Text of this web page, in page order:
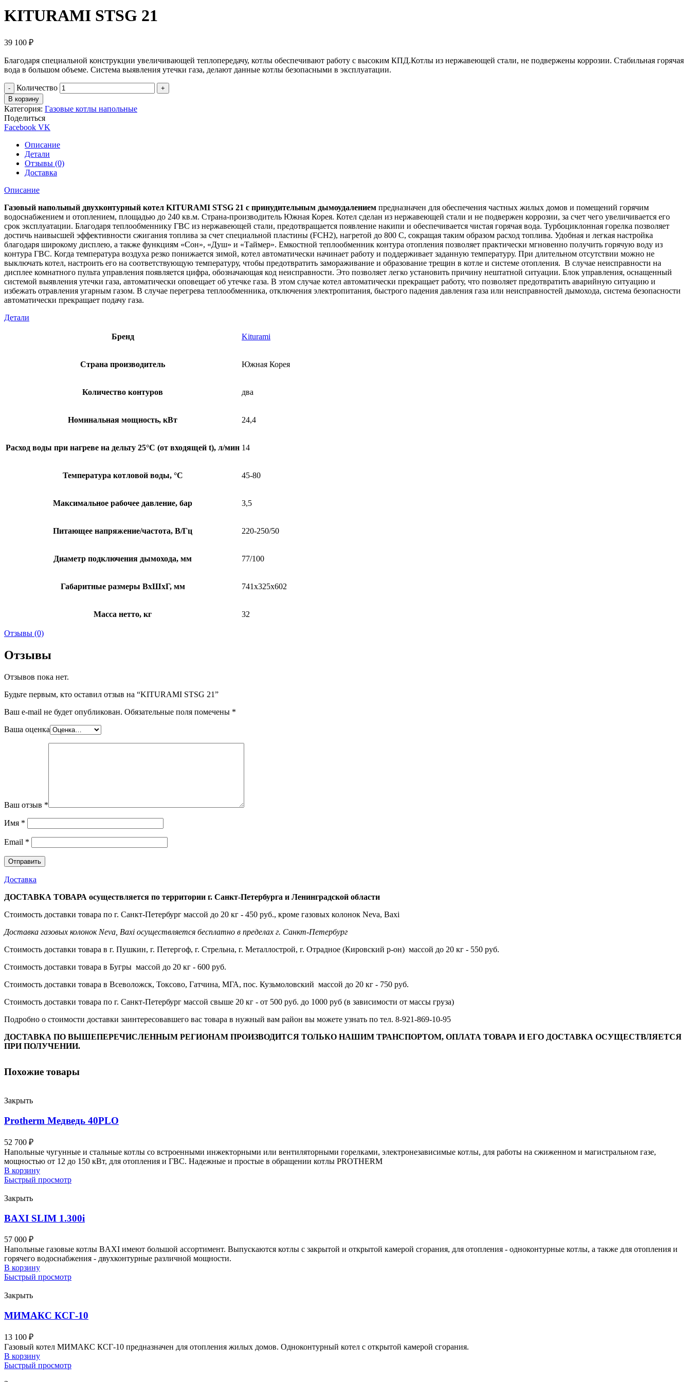
KITURAMI STSG 21
39 100 ₽
Благодаря специальной конструкции увеличивающей теплопередачу, котлы обеспечивают работу с высоким КПД.Котлы из нержавеющей стали, не подвержены коррозии. Стабильная горячая
вода в большом объеме. Система выявления утечки газа, делают данные котлы безопасными в эксплуатации.
Количество
В корзину
Категория: Газовые котлы напольные
Поделиться
Facebook VK
Описание
Детали
Отзывы (0)
Доставка
Описание
Газовый напольный двухконтурный котел KITURAMI STSG 21 с принудительным дымоудалением предназначен для обеспечения частных жилых домов и помещений горячим
водоснабжением и отоплением, площадью до 240 кв.м. Страна-производитель Южная Корея. Котел сделан из нержавеющей стали и не подвержен коррозии, за счет чего увеличивается его
срок эксплуатации. Благодаря теплообменнику ГВС из нержавеющей стали, предотвращается появление накипи и обеспечивается чистая горячая вода. Турбоциклонная горелка позволяет
достичь наивысшей эффективности сжигания топлива за счет специальной пластины (FCH2), нагретой до 800 С, сокращая таким образом расход топлива. Удобная и легкая настройка
благодаря широкому дисплею, а также функциям «Сон», «Душ» и «Таймер». Емкостной теплообменник контура отопления позволяет практически мгновенно получить горячую воду из
контура ГВС. Когда температура воздуха резко понижается зимой, котел автоматически начинает работу и поддерживает заданную температуру. При длительном отсутствии можно не
выключать котел, настроить его на соответствующую температуру, чтобы предотвратить замораживание и образование трещин в котле и системе отопления. В случае неисправности на
дисплее комнатного пульта управления появляется цифра, обозначающая код неисправности. Это позволяет легко установить причину нештатной ситуации. Блок управления, оснащенный
системой выявления утечки газа, автоматически оповещает об утечке газа. В этом случае котел автоматически прекращает работу, что позволяет предотвратить аварийную ситуацию и
избежать отравления угарным газом. В случае перегрева теплообменника, отключения электропитания, быстрого падения давления газа или неисправностей дымохода, система безопасности
автоматически прекращает подачу газа.
Детали
Бренд Kiturami
Страна производитель Южная Корея
Количество контуров два
Номинальная мощность, кВт 24,4
Расход воды при нагреве на дельту 25°C (от входящей t), л/мин 14
Температура котловой воды, °C 45-80
Максимальное рабочее давление, бар 3,5
Питающее напряжение/частота, В/Гц 220-250/50
Диаметр подключения дымохода, мм 77/100
Габаритные размеры ВхШхГ, мм 741х325х602
Масса нетто, кг 32
Отзывы (0)
Отзывы
Отзывов пока нет.
Будьте первым, кто оставил отзыв на “KITURAMI STSG 21”
Ваш e-mail не будет опубликован. Обязательные поля помечены *
Ваша оценка
Ваш отзыв *
Имя *
Email *
Доставка
ДОСТАВКА ТОВАРА осуществляется по территории г. Санкт-Петербурга и Ленинградской области
Стоимость доставки товара по г. Санкт-Петербург массой до 20 кг - 450 руб., кроме газовых колонок Neva, Baxi
Доставка газовых колонок Neva, Baxi осуществляется бесплатно в пределах г. Санкт-Петербург
Стоимость доставки товара в г. Пушкин, г. Петергоф, г. Стрельна, г. Металлострой, г. Отрадное (Кировский р-он) массой до 20 кг - 550 руб.
Стоимость доставки товара в Бугры массой до 20 кг - 600 руб.
Стоимость доставки товара в Всеволожск, Токсово, Гатчина, МГА, пос. Кузьмоловский массой до 20 кг - 750 руб.
Стоимость доставки товара по г. Санкт-Петербург массой свыше 20 кг - от 500 руб. до 1000 руб (в зависимости от массы груза)
Подробно о стоимости доставки заинтересовавшего вас товара в нужный вам район вы можете узнать по тел. 8-921-869-10-95
ДОСТАВКА ПО ВЫШЕПЕРЕЧИСЛЕННЫМ РЕГИОНАМ ПРОИЗВОДИТСЯ ТОЛЬКО НАШИМ ТРАНСПОРТОМ, ОПЛАТА ТОВАРА И ЕГО ДОСТАВКА ОСУЩЕСТВЛЯЕТСЯ
ПРИ ПОЛУЧЕНИИ.
Похожие товары
Закрыть
Protherm Медведь 40PLO
52 700 ₽
Напольные чугунные и стальные котлы со встроенными инжекторными или вентиляторными горелками, электронезависимые котлы, для работы на сжиженном и магистральном газе,
мощностью от 12 до 150 кВт, для отопления и ГВС. Надежные и простые в обращении котлы PROTHERM
В корзину
Быстрый просмотр
Закрыть
BAXI SLIM 1.300i
57 000 ₽
Напольные газовые котлы BAXI имеют большой ассортимент. Выпускаются котлы с закрытой и открытой камерой сгорания, для отопления - одноконтурные котлы, а также для отопления и
горячего водоснабжения - двухконтурные различной мощности.
В корзину
Быстрый просмотр
Закрыть
МИМАКС КСГ-10
13 100 ₽
Газовый котел МИМАКС КСГ-10 предназначен для отопления жилых домов. Одноконтурный котел с открытой камерой сгорания.
В корзину
Быстрый просмотр